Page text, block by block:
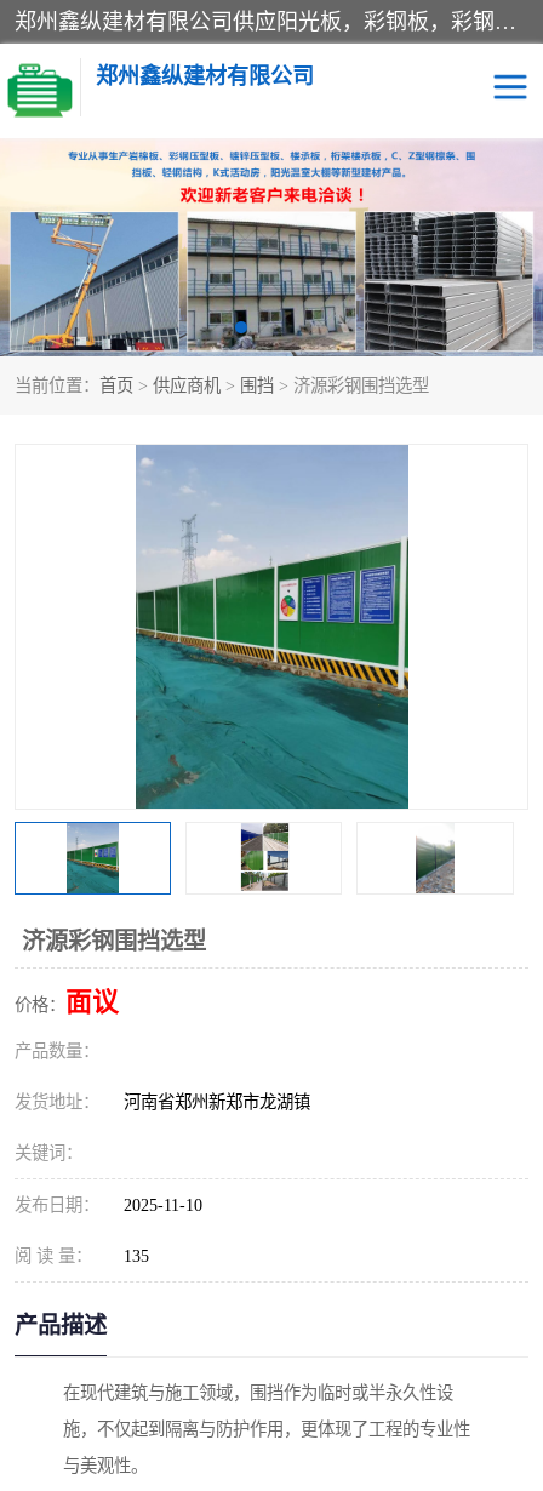
郑州鑫纵建材有限公司供应阳光板，彩钢板，彩钢钢构工程是一家集生产销售租赁安装于一体的企业，主要生产PC采光板，耐力板，仿古琉璃采光板，岩棉板、彩钢压型板、镀锌压型板、桁架楼承板，C、Z型钢檩条、围挡板、轻钢结构，阳光温室大棚等新型建材产品。公司旗下有多台移动式高空压瓦机租赁，承接全国各地业务，专业对外租赁各种型号压瓦机。
郑州鑫纵建材有限公司
当前位置： 首页 > 供应商机 > 围挡 > 济源彩钢围挡选型
济源彩钢围挡选型
价格： 面议
产品数量：
发货地址： 河南省郑州新郑市龙湖镇
关键词：
发布日期： 2025-11-10
阅 读 量： 135
产品描述
在现代建筑与施工领域，围挡作为临时或半永久性设
施，不仅起到隔离与防护作用，更体现了工程的专业性
与美观性。
高空瓦机租赁 ASA合成树脂仿古瓦
CZ型钢 FRP采光板
PC多层板 PC耐力板
建筑围挡 楼层板
压型彩钢板
彩钢板
生产加工单板复合围挡 市